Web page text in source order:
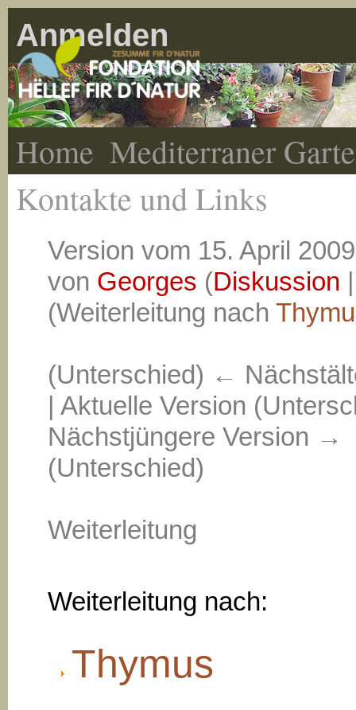
Anmelden
Home Mediterraner
Kontakte und Links
Version vom 15. April
von Georges (Diskussion
(Weiterleitung nach
(Unterschied) ←
| Aktuelle Version
Nächstjüngere Version →
(Unterschied)
Weiterleitung
Weiterleitung nach:
Thymus